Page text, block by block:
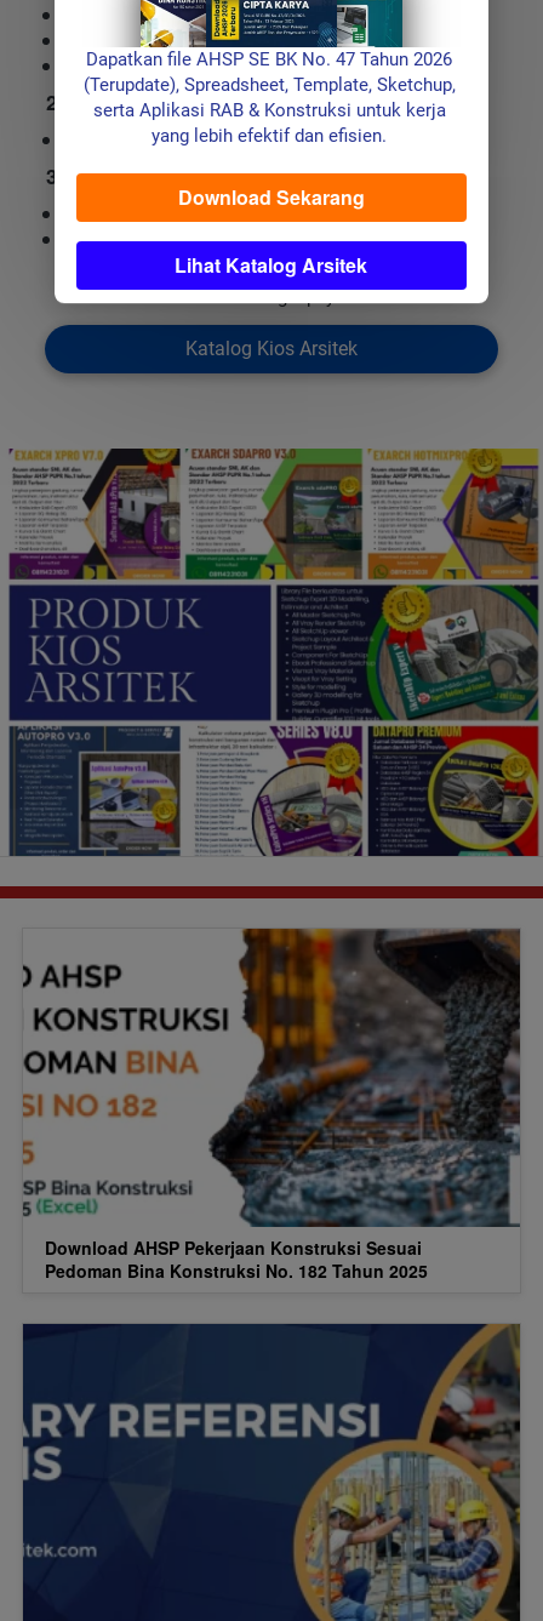
Software RAB /RAP Konstruksi,
Aplikasi Teknik Konstruksi
Berbagai Template Konstruksi (xls,docx)
2. Harga
Tersedia mulai harga 75.000
3. Layanan Pengiriman
Pengiriman Via Access Premium Google drive
Pengiriman DVD Teknik via Marketplace
Info Selengkapnya:
`Katalog Kios Arsitek
Download AHSP Pekerjaan Konstruksi Sesuai
Pedoman Bina Konstruksi No. 182 Tahun 2025
Dapatkan file AHSP SE BK No. 47 Tahun 2026
(Terupdate), Spreadsheet, Template, Sketchup,
serta Aplikasi RAB & Konstruksi untuk kerja
yang lebih efektif dan efisien.
`Download Sekarang
`
Lihat Katalog Arsitek